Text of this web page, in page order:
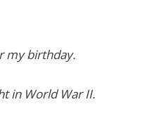
my birthday.
in World War II.